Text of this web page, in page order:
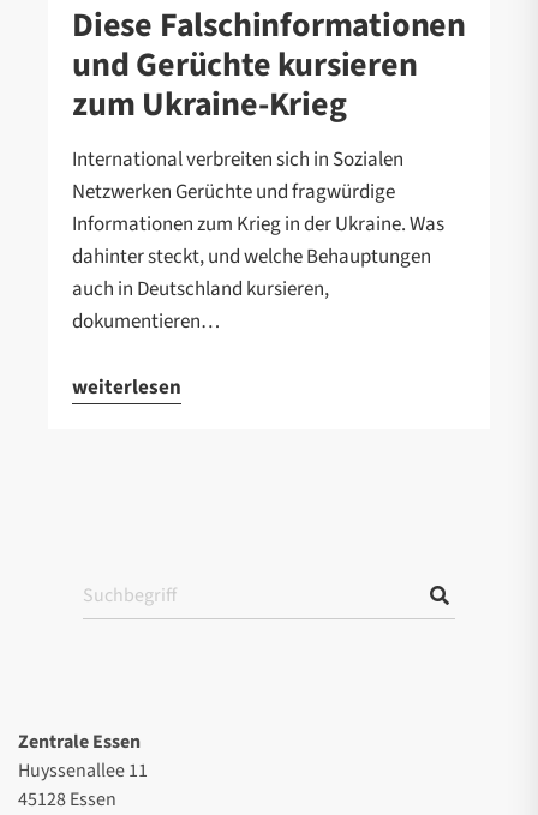
Diese Falschinformationen
und Gerüchte kursieren
zum Ukraine-Krieg
International verbreiten sich in Sozialen
Netzwerken Gerüchte und fragwürdige
Informationen zum Krieg in der Ukraine. Was
dahinter steckt, und welche Behauptungen
auch in Deutschland kursieren,
dokumentieren…
weiterlesen
Zentrale Essen
Huyssenallee 11
45128 Essen